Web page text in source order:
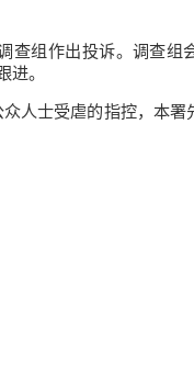
组作出投诉。调查组
进。
人士受虐的指控，本署